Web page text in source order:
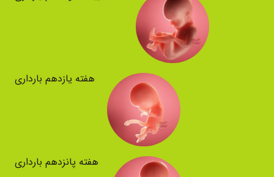
هفته یازدهم بارداری
هفته پانزدهم بارداری